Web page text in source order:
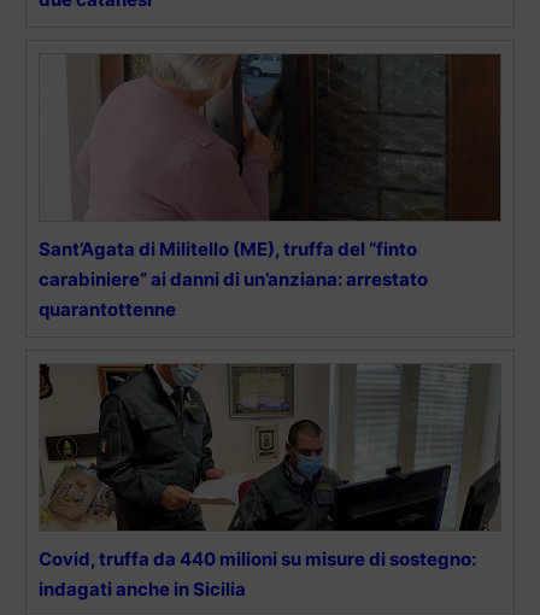
Sant’Agata di Militello (ME), truffa del “finto
carabiniere” ai danni di un’anziana: arrestato
quarantottenne
Covid, truffa da 440 milioni su misure di sostegno:
indagati anche in Sicilia